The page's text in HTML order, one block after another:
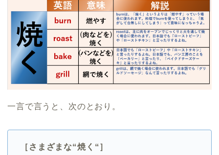
一言で言うと、次のとおり。
［さまざまな“焼く“］